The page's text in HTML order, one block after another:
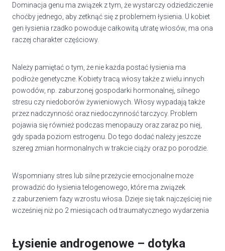
Dominacja genu ma związek z tym, że wystarczy odziedziczenie
choćby jednego, aby zetknąć się z problemem łysienia. U kobiet
gen łysienia rzadko powoduje całkowitą utratę włosów, ma ona
raczej charakter częściowy.
Należy pamiętać o tym, że nie każda postać łysienia ma
podłoże genetyczne. Kobiety tracą włosy także z wielu innych
powodów, np. zaburzonej gospodarki hormonalnej, silnego
stresu czy niedoborów żywieniowych. Włosy wypadają także
przez nadczynność oraz niedoczynność tarczycy. Problem
pojawia się również podczas menopauzy oraz zaraz po niej,
gdy spada poziom estrogenu. Do tego dodać należy jeszcze
szereg zmian hormonalnych w trakcie ciąży oraz po porodzie.
Wspomniany stres lub silne przeżycie emocjonalne może
prowadzić do łysienia telogenowego, które ma związek
z zaburzeniem fazy wzrostu włosa. Dzieje się tak najczęściej nie
wcześniej niż po 2 miesiącach od traumatycznego wydarzenia
Łysienie androgenowe – dotyka